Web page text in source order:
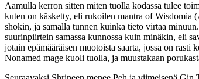
Aamulla kerron sitten miten tuolla kodassa tulee
kuten on käsketty, eli rukoilen mantra of Wisdomia
shokin, ja samalla tunnen kuinka tieto virtaa
suurinpiirtein samassa kunnossa kuin minäkin, eli
jotain epämääräisen muotoista saarta, jossa on rasti
Nonamed mage kuoli tuolla, ja muustakaan